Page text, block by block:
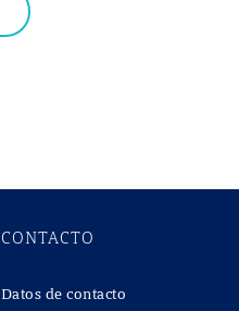
CONTACTO
Datos de contacto